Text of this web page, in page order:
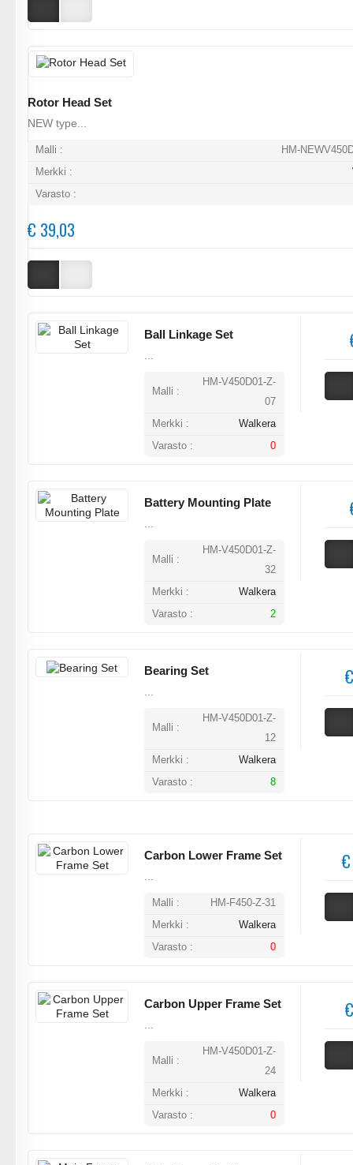
Rotor Head Set
NEW type...
Malli :
HM-
Merkki :
Varasto :
€ 39,03
Ball Linkage Set
...
Malli :
HM-V450D01-Z-
07
Merkki :
Walkera
Varasto :
0
Battery Mounting Plate
...
Malli :
HM-V450D01-Z-
32
Merkki :
Walkera
Varasto :
2
Bearing Set
...
Malli :
HM-V450D01-Z-
12
Merkki :
Walkera
Varasto :
8
Carbon Lower Frame Set
...
Malli :
HM-F450-Z-31
Merkki :
Walkera
Varasto :
0
Carbon Upper Frame Set
...
Malli :
HM-V450D01-Z-
24
Merkki :
Walkera
Varasto :
0